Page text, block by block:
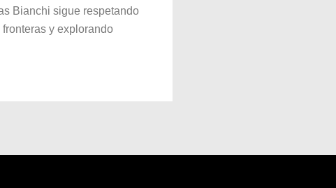
Bianchi sigue respetando
y explorando